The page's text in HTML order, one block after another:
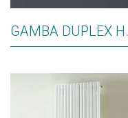
GAMBA DUPLEX H.